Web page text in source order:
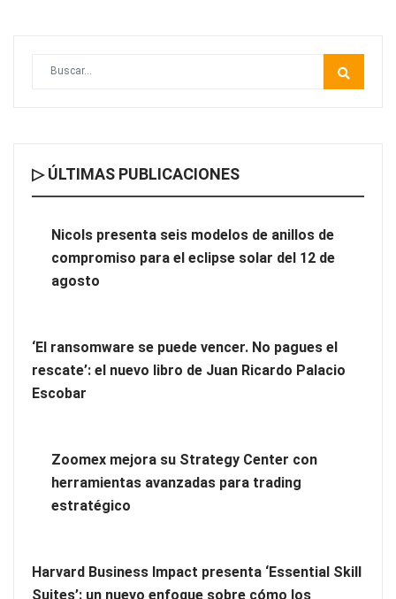
eclipse solar del 12 de agosto
‘El ransomware se puede vencer. No pagues el rescate’: el
Zoomex mejora su Strategy Center con herramientas
avanzadas para trading estratégico
▷ ÚLTIMAS PUBLICACIONES
Nicols presenta seis modelos de anillos de
compromiso para el eclipse solar del 12 de
agosto
‘El ransomware se puede vencer. No pagues el
rescate’: el nuevo libro de Juan Ricardo Palacio
Escobar
Zoomex mejora su Strategy Center con
herramientas avanzadas para trading
estratégico
Harvard Business Impact presenta ‘Essential Skill
Suites’: un nuevo enfoque sobre cómo los